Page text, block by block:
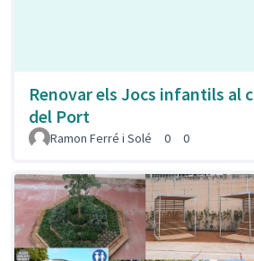
Renovar els Jocs infantils al
del Port
Ramon Ferré i Solé 0 0